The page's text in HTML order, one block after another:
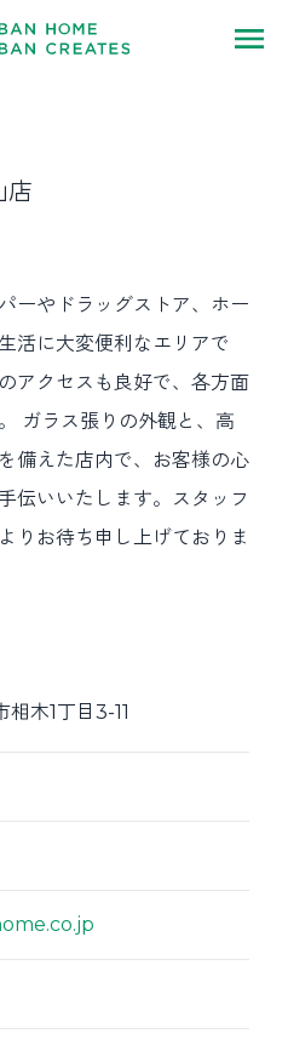
店
ーやドラッグストア、ホー
活に大変便利なエリアで
アクセスも良好で、各方面
ガラス張りの外観と、高
備えた店内で、お客様の心
伝いいたします。スタッフ
りお待ち申し上げておりま
木1丁目3-11